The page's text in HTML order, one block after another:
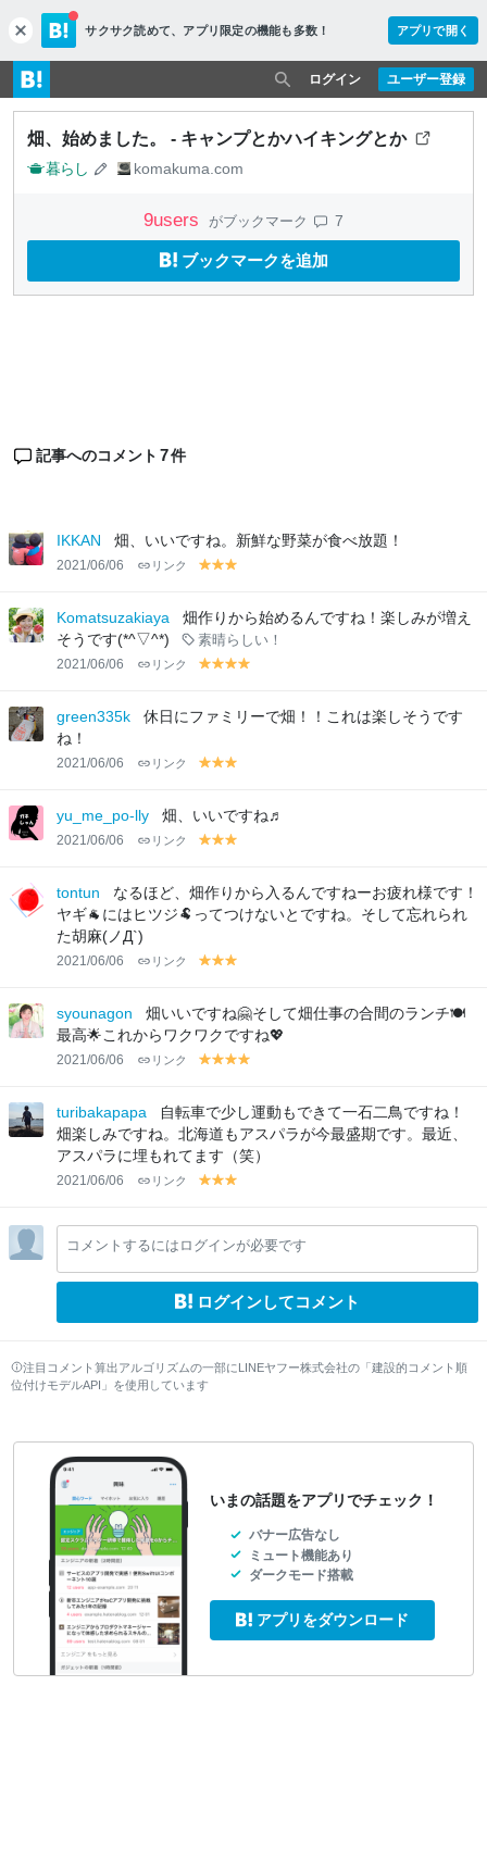
c
l
o
s
e
サクサク読めて、 アプリ限定の機能も多数！ アプリで開く
ユーザー登録
ログイン
畑、始めました。 - キャンプとかハイキングとか
暮らし komakuma.com
9users がブックマーク 7
ブックマークを追加
記事へのコメント 7件
IKKAN 畑、いいですね。新鮮な野菜が食べ放題！
2021/06/06 リンク
y
lo
w
y
lo
w
lo
w
Komatsuzakiaya
畑作りから始めるんですね！楽しみが増え
そうです(*^▽^*)
素晴らしい！
2021/06/06 リンク
y
lo
y
lo
y
lo lo
green335k
休日にファミリーで畑！！これは楽しそうです
ね！
2021/06/06 リンク
y
lo
w
y
lo
w
lo
w
yu_me_po-lly 畑、いいですね♬
2021/06/06 リンク
y
lo
y
lo
w
lo
w
tontun
なるほど、畑作りから入るんですねーお疲れ様です！
ヤギ🐐にはヒツジ🐏ってつけないとですね。そして忘れられ
た胡麻(ノД`)
2021/06/06 リンク
y
lo
w
y
lo
w
lo
w
syounagon
畑いいですね🤗そして畑仕事の合間のランチ🍽
最高🌟これからワクワクですね💖
2021/06/06 リンク
y
lo
w
y
lo
w
y
lo
w
lo
w
turibakapapa
自転車で少し運動もできて一石二鳥ですね！
畑楽しみですね。北海道もアスパラが今最盛期です。最近、
アスパラに埋もれてます（笑）
2021/06/06 リンク
y
lo
w
y
lo
w
lo
w
コメントするにはログインが必要です
ログインしてコメント
注目コメント算出アルゴリズムの一部にLINEヤフー株式会社の「建設的コメント順
位付けモデルAPI」を使用しています
いまの話題をアプリでチェック！
バナー広告なし
ミュート機能あり
ダークモード搭載
アプリをダウンロード